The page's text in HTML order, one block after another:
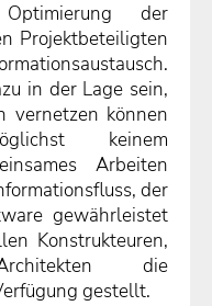
der
Projektbeteiligten
in der Lage sein,
vernetzen können
keinem
Arbeiten
der
gewährleistet
Konstrukteuren,
die
gestellt.